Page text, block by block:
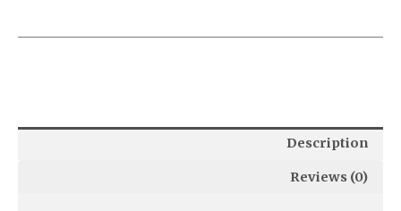
Description
Reviews (0)